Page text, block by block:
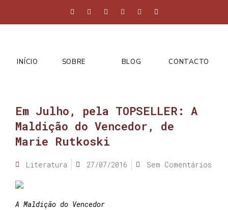
INÍCIO SOBRE BLOG CONTACTO
Em Julho, pela TOPSELLER: A
Maldição do Vencedor, de
Marie Rutkoski
Literatura 27/07/2016 Sem Comentários
A Maldição do Vencedor